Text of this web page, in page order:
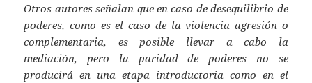
Otros autores señalan que en caso de desequilibrio de
poderes, como es el caso de la violencia agresión o
complementaria, es posible llevar a cabo la
mediación, pero la paridad de poderes no se
producirá en una etapa introductoria como en el